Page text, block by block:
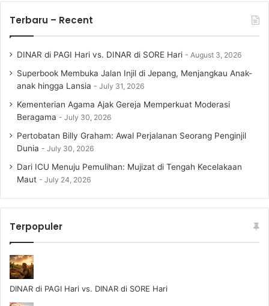
Terbaru – Recent
DINAR di PAGI Hari vs. DINAR di SORE Hari August 3, 2026
Superbook Membuka Jalan Injil di Jepang, Menjangkau Anak-
anak hingga Lansia
July 31, 2026
Kementerian Agama Ajak Gereja Memperkuat Moderasi
Beragama
July 30, 2026
Pertobatan Billy Graham: Awal Perjalanan Seorang Penginjil
Dunia
July 30, 2026
Dari ICU Menuju Pemulihan: Mujizat di Tengah Kecelakaan
Maut
July 24, 2026
Terpopuler
DINAR di PAGI Hari vs. DINAR di SORE Hari